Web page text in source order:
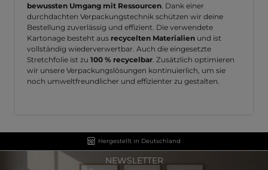
bewussten Umgang mit Ressourcen . Dank einer
durchdachten Verpackungstechnik schützen wir deine
Bestellung zuverlässig und effizient. Die verwendete
Kartonage besteht aus recycelten Materialien und ist
vollständig wiederverwertbar. Auch die eingesetzte
Stretchfolie ist zu 100 % recycelbar . Zusätzlich optimieren
wir unsere Verpackungslösungen kontinuierlich, um sie
noch umweltfreundlicher und effizienter zu gestalten.
Hergestellt in Deutschland
NEWSLETTER